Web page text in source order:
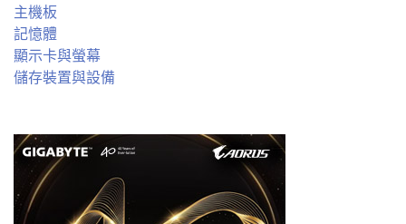
主機板
記憶體
顯示卡與螢幕
儲存裝置與設備